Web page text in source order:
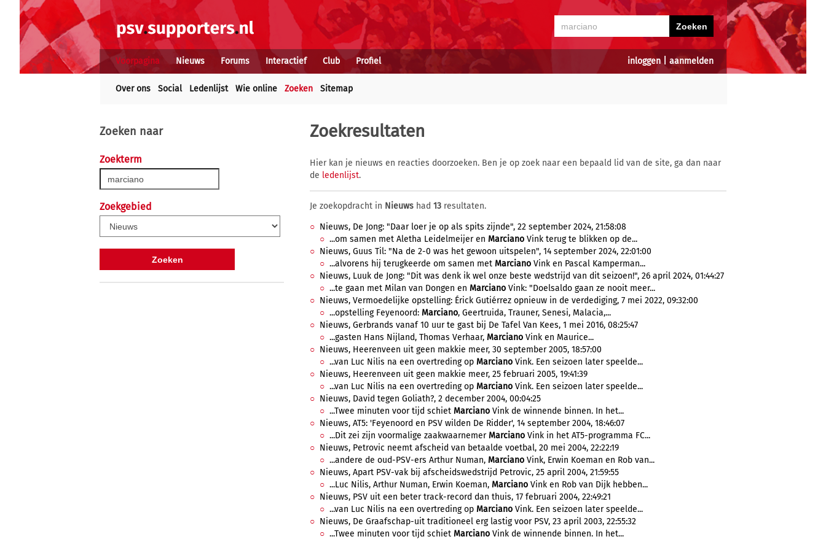
inloggen| aanmelden
Voorpagina Nieuws Forums Interactief Club Profiel
Over ons Social Ledenlijst Wie online Zoeken Sitemap
Zoeken naar
Zoekterm
Zoekgebied
Zoekresultaten
Hier kan je nieuws en reacties doorzoeken. Ben je op zoek naar een bepaald lid van de site, ga dan naar
de ledenlijst.
Je zoekopdracht in Nieuws had 13 resultaten.
Nieuws, De Jong: "Daar loer je op als spits zijnde", 22 september 2024, 21:58:08
...om samen met Aletha Leidelmeijer en Marciano Vink terug te blikken op de...
Nieuws, Guus Til: "Na de 2-0 was het gewoon uitspelen", 14 september 2024, 22:01:00
...alvorens hij terugkeerde om samen met Marciano Vink en Pascal Kamperman...
Nieuws, Luuk de Jong: "Dit was denk ik wel onze beste wedstrijd van dit seizoen!", 26 april 2024, 01:44:27
...te gaan met Milan van Dongen en Marciano Vink: "Doelsaldo gaan ze nooit meer...
Nieuws, Vermoedelijke opstelling: Érick Gutiérrez opnieuw in de verdediging, 7 mei 2022, 09:32:00
...opstelling Feyenoord: Marciano, Geertruida, Trauner, Senesi, Malacia,...
Nieuws, Gerbrands vanaf 10 uur te gast bij De Tafel Van Kees, 1 mei 2016, 08:25:47
...gasten Hans Nijland, Thomas Verhaar, Marciano Vink en Maurice...
Nieuws, Heerenveen uit geen makkie meer, 30 september 2005, 18:57:00
...van Luc Nilis na een overtreding op Marciano Vink. Een seizoen later speelde...
Nieuws, Heerenveen uit geen makkie meer, 25 februari 2005, 19:41:39
...van Luc Nilis na een overtreding op Marciano Vink. Een seizoen later speelde...
Nieuws, David tegen Goliath?, 2 december 2004, 00:04:25
...Twee minuten voor tijd schiet Marciano Vink de winnende binnen. In het...
Nieuws, AT5: 'Feyenoord en PSV wilden De Ridder', 14 september 2004, 18:46:07
...Dit zei zijn voormalige zaakwaarnemerMarciano Vink in het AT5-programma FC...
Nieuws, Petrovic neemt afscheid van betaalde voetbal, 20 mei 2004, 22:22:19
...andere de oud-PSV-ers Arthur Numan, Marciano Vink, Erwin Koeman en Rob van...
Nieuws, Apart PSV-vak bij afscheidswedstrijd Petrovic, 25 april 2004, 21:59:55
...Luc Nilis, Arthur Numan, Erwin Koeman, Marciano Vink en Rob van Dijk hebben...
Nieuws, PSV uit een beter track-record dan thuis, 17 februari 2004, 22:49:21
...van Luc Nilis na een overtreding op Marciano Vink. Een seizoen later speelde...
Nieuws, De Graafschap-uit traditioneel erg lastig voor PSV, 23 april 2003, 22:55:32
...Twee minuten voor tijd schiet Marciano Vink de winnende binnen. In het...